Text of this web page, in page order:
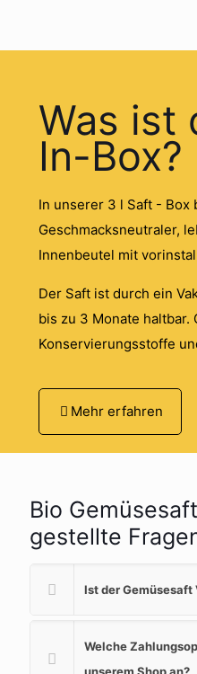
Was ist
In-Box?
In unserer 3 l Saft - Box
Geschmacksneutraler,
Innenbeutel mit
Der Saft ist durch ein
bis zu 3 Monate haltbar.
Konservierungsstoffe
Mehr erfahren
Bio
gestellte
Ist der Gemüsesaft
Welche